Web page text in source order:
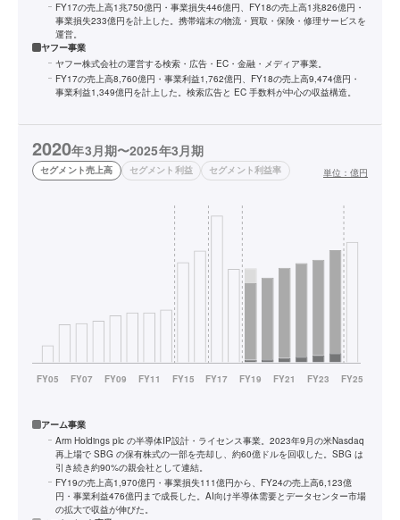
FY17の売上高1兆750億円・事業損失446億円、FY18の売上高1兆826億円・
事業損失233億円を計上した。携帯端末の物流・買取・保険・修理サービスを
運営。
ヤフー事業
ヤフー株式会社の運営する検索・広告・EC・金融・メディア事業。
FY17の売上高8,760億円・事業利益1,762億円、FY18の売上高9,474億円・
事業利益1,349億円を計上した。検索広告と EC 手数料が中心の収益構造。
2020年3月期〜2025年3月期
セグメント売上高 セグメント利益 セグメント利益率 単位： 億円
アーム事業
Arm Holdings plc の半導体IP設計・ライセンス事業。2023年9月の米Nasdaq
再上場で SBG の保有株式の一部を売却し、約60億ドルを回収した。SBG は
引き続き約90%の親会社として連結。
FY19の売上高1,970億円・事業損失111億円から、FY24の売上高6,123億
円・事業利益476億円まで成長した。AI向け半導体需要とデータセンター市場
の拡大で収益が伸びた。